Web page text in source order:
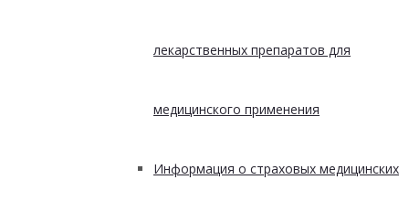
лекарственных препаратов для
медицинского применения
Информация о страховых медицинских